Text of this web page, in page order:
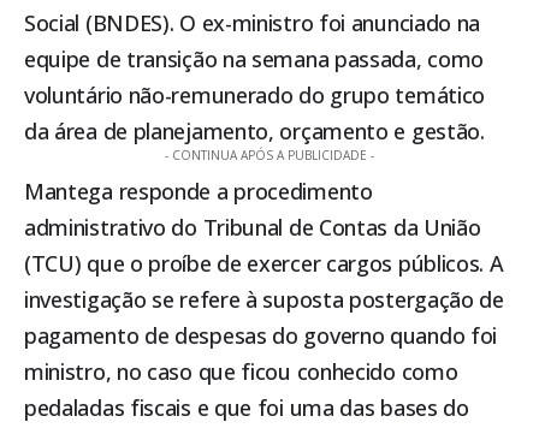
Social (BNDES). O ex-ministro foi anunciado na
equipe de transição na semana passada, como
voluntário não-remunerado do grupo temático
da área de planejamento, orçamento e gestão.
- CONTINUA APÓS A PUBLICIDADE -
Mantega responde a procedimento
administrativo do Tribunal de Contas da União
(TCU) que o proíbe de exercer cargos públicos. A
investigação se refere à suposta postergação de
pagamento de despesas do governo quando foi
ministro, no caso que ficou conhecido como
pedaladas fiscais e que foi uma das bases do